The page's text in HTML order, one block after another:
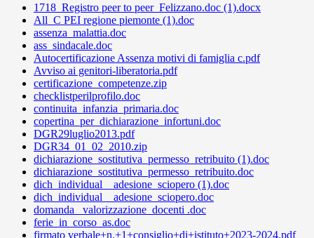
1718_Registro peer to peer_Felizzano.doc (1).docx
All_C PEI regione piemonte (1).doc
assenza_malattia.doc
ass_sindacale.doc
Autocertificazione Assenza motivi di famiglia c.pdf
Avviso ai genitori-liberatoria.pdf
certificazione_competenze.zip
checklistperilprofilo.doc
continuita_infanzia_primaria.doc
copertina_per_dichiarazione_infortuni.doc
DGR29luglio2013.pdf
DGR34_01_02_2010.zip
dichiarazione_sostitutiva_permesso_retribuito (1).doc
dichiarazione_sostitutiva_permesso_retribuito.doc
dich_individual__adesione_sciopero (1).doc
dich_individual__adesione_sciopero.doc
domanda_ valorizzazione_docenti .doc
ferie_in_corso_as.doc
firmato verbale+n.+1+consiglio+di+istituto+2023-2024.pdf